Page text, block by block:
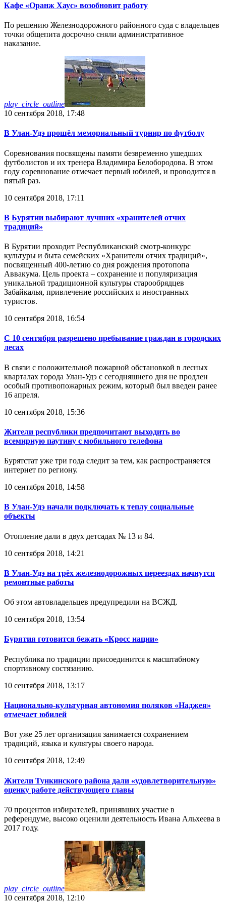
Кафе «Оранж Хаус» возобновит работу
По решению Железнодорожного районного суда с владельцев
точки общепита досрочно сняли административное
наказание.
play_circle_outline
10 сентября 2018, 17:48
В Улан-Удэ прошёл мемориальный турнир по футболу
Соревнования посвящены памяти безвременно ушедших
футболистов и их тренера Владимира Белобородова. В этом
году соревнование отмечает первый юбилей, и проводится в
пятый раз.
10 сентября 2018, 17:11
В Бурятии выбирают лучших «хранителей отчих
традиций»
В Бурятии проходит Республиканский смотр-конкурс
культуры и быта семейских «Хранители отчих традиций»,
посвященный 400-летию со дня рождения протопопа
Аввакума. Цель проекта – сохранение и популяризация
уникальной традиционной культуры старообрядцев
Забайкалья, привлечение российских и иностранных
туристов.
10 сентября 2018, 16:54
С 10 сентября разрешено пребывание граждан в городских
лесах
В связи с положительной пожарной обстановкой в лесных
кварталах города Улан-Удэ с сегодняшнего дня не продлен
особый противопожарных режим, который был введен ранее
16 апреля.
10 сентября 2018, 15:36
Жители республики предпочитают выходить во
всемирную паутину с мобильного телефона
Бурятстат уже три года следит за тем, как распространяется
интернет по региону.
10 сентября 2018, 14:58
В Улан-Удэ начали подключать к теплу социальные
объекты
Отопление дали в двух детсадах № 13 и 84.
10 сентября 2018, 14:21
В Улан-Удэ на трёх железнодорожных переездах начнутся
ремонтные работы
Об этом автовладельцев предупредили на ВСЖД.
10 сентября 2018, 13:54
Бурятия готовится бежать «Кросс нации»
Республика по традиции присоединится к масштабному
спортивному состязанию.
10 сентября 2018, 13:17
Национально-культурная автономия поляков «Наджея»
отмечает юбилей
Вот уже 25 лет организация занимается сохранением
традиций, языка и культуры своего народа.
10 сентября 2018, 12:49
Жители Тункинского района дали «удовлетворительную»
оценку работе действующего главы
70 процентов избирателей, принявших участие в
референдуме, высоко оценили деятельность Ивана Альхеева в
2017 году.
play_circle_outline
10 сентября 2018, 12:10